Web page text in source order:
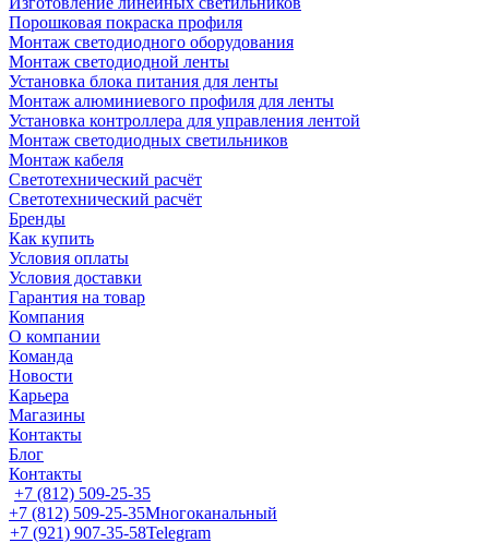
Порошковая покраска профиля
Монтаж светодиодного оборудования
Монтаж светодиодной ленты
Установка блока питания для ленты
Монтаж алюминиевого профиля для ленты
Установка контроллера для управления лентой
Монтаж светодиодных светильников
Монтаж кабеля
Светотехнический расчёт
Светотехнический расчёт
Бренды
Как купить
Условия оплаты
Условия доставки
Гарантия на товар
Компания
О компании
Команда
Новости
Карьера
Магазины
Контакты
Блог
Контакты
+7 (812) 509-25-35
+7 (812) 509-25-35Многоканальный
+7 (921) 907-35-58Telegram